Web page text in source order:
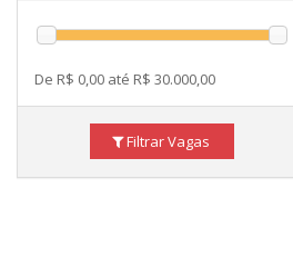
De R$ 0,00 até R$ 30.000,00
Filtrar Vagas